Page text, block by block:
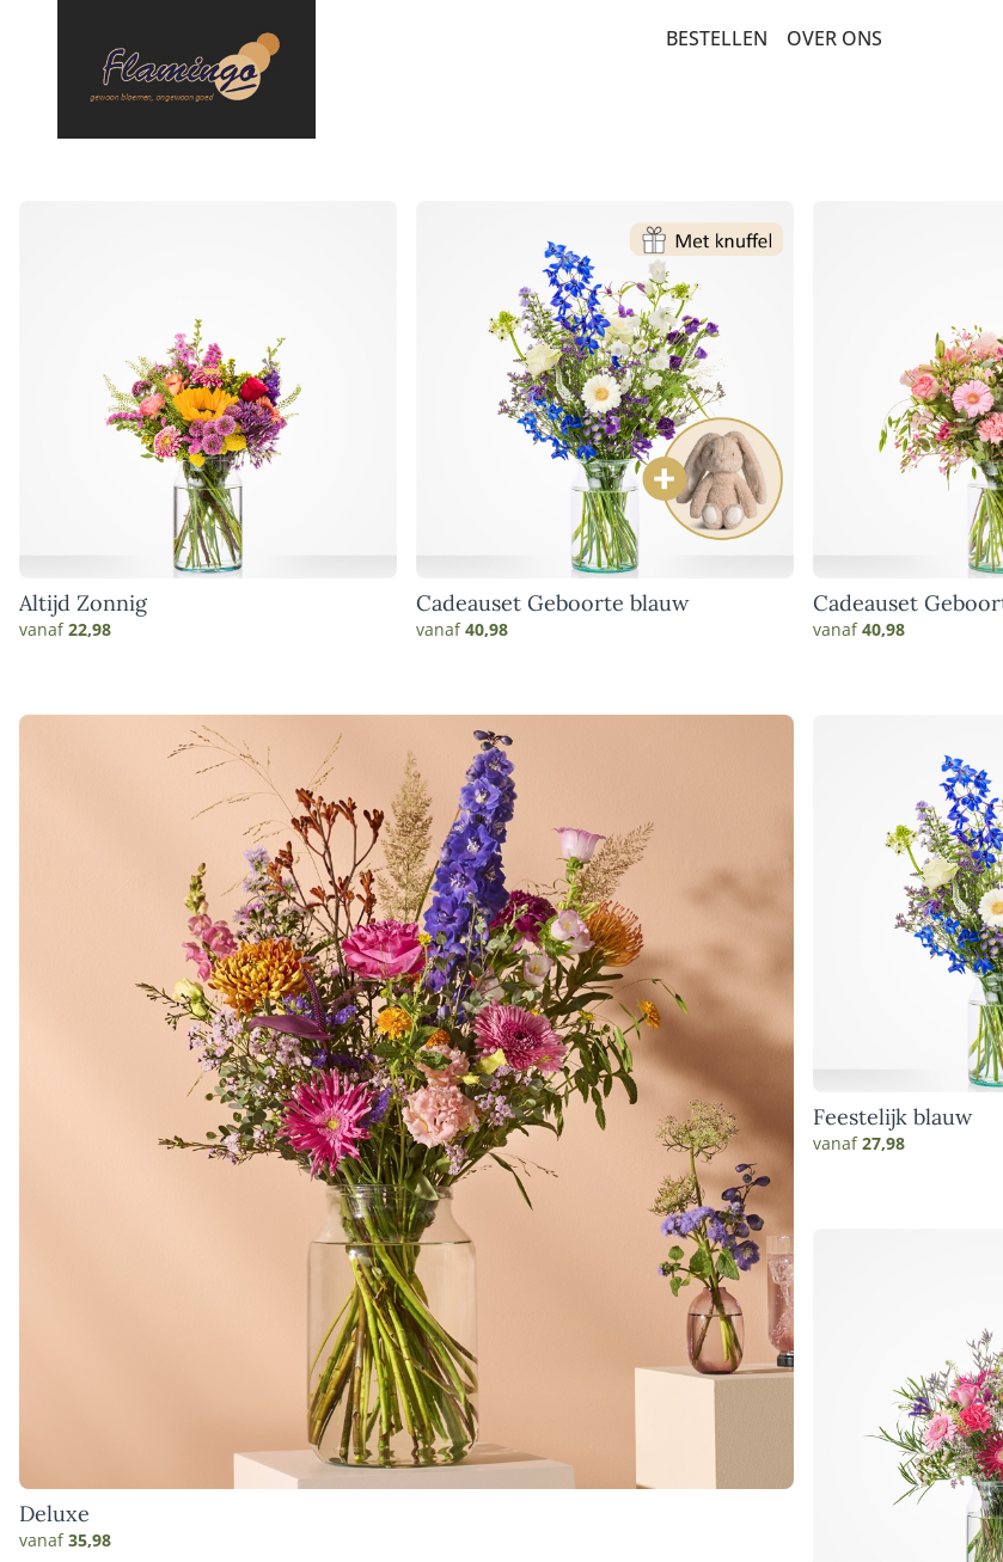
BESTELLEN
VERJAARDAG EN FELICITATIE
BETERSCHAP EN STERKTE
ROUW EN CONDOLEANCE
ROZEN
SEIZOENSBOEKETTEN
POPULAIRE BOEKETTEN
OVER ONS
Altijd Zonnig
vanaf22,98
Cadeauset Geboorte blauw
vanaf40,98
Cadeauset
vanaf40,98
Deluxe
vanaf35,98
Feestelijk blauw
vanaf27,98